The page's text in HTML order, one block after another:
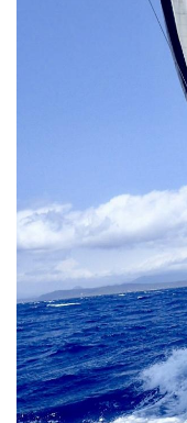
聯
們
旅
客
回